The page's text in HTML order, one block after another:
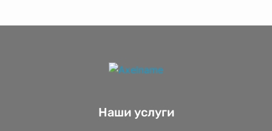
Наши услуги